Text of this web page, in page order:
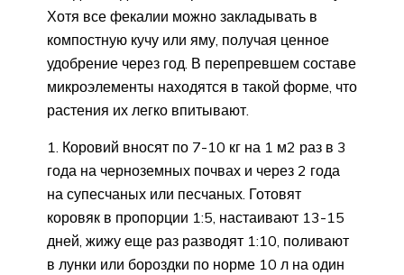
Хотя все фекалии можно закладывать в
компостную кучу или яму, получая ценное
удобрение через год. В перепревшем составе
микроэлементы находятся в такой форме, что
растения их легко впитывают.
Коровий вносят по 7-10 кг на 1 м2 раз в 3
года на черноземных почвах и через 2 года
на супесчаных или песчаных. Готовят
коровяк в пропорции 1:5, настаивают 13-15
дней, жижу еще раз разводят 1:10, поливают
в лунки или бороздки по норме 10 л на один